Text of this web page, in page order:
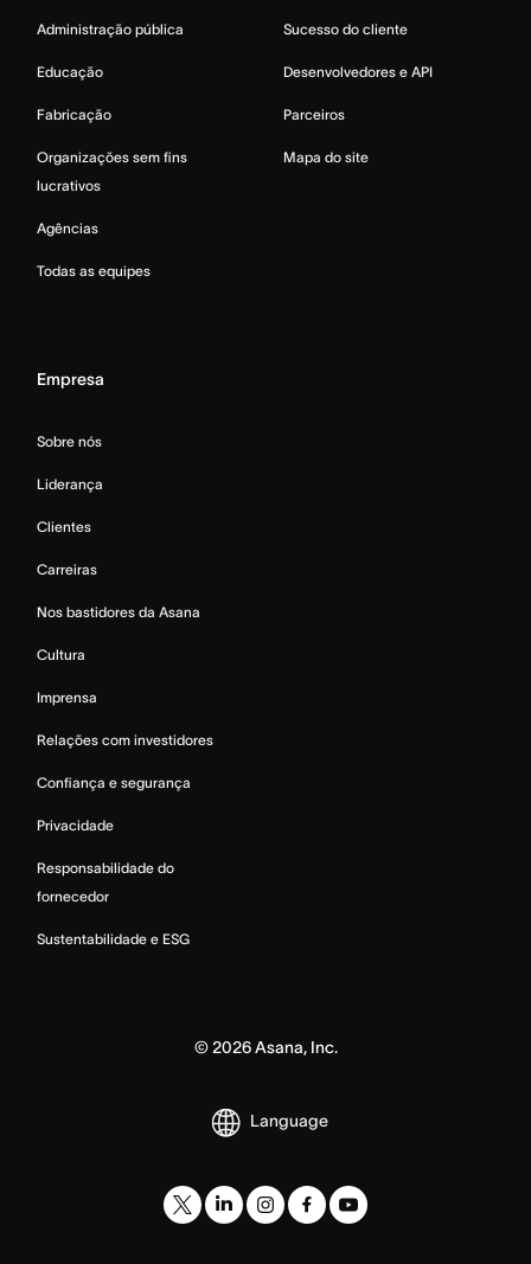
Administração pública
Educação
Fabricação
Organizações sem fins
lucrativos
Agências
Todas as equipes
Sucesso do cliente
Desenvolvedores e API
Parceiros
Mapa do site
Empresa
Sobre nós
Liderança
Clientes
Carreiras
Nos bastidores da Asana
Cultura
Imprensa
Relações com investidores
Confiança e segurança
Privacidade
Responsabilidade do
fornecedor
Sustentabilidade e ESG
© 2026Asana, Inc.
Language